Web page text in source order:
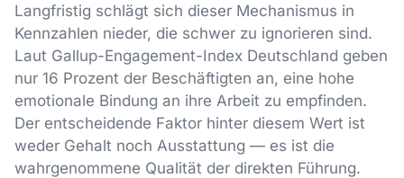
Langfristig schlägt sich dieser Mechanismus in
Kennzahlen nieder, die schwer zu ignorieren sind.
Laut Gallup-Engagement-Index Deutschland geben
nur 16 Prozent der Beschäftigten an, eine hohe
emotionale Bindung an ihre Arbeit zu empfinden.
Der entscheidende Faktor hinter diesem Wert ist
weder Gehalt noch Ausstattung — es ist die
wahrgenommene Qualität der direkten Führung.